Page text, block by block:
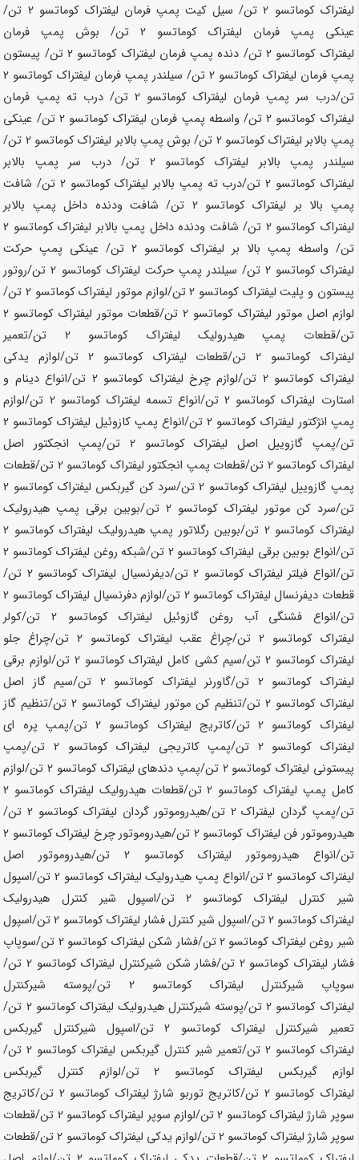
لیفتراک کوماتسو
/ سیل کیت پمپ فرمان لیفتراک کوماتسو 2 تن
/
عینکی پمپ فرمان لیفتراک کوماتسو
/ بوش پمپ فرمان
لیفتراک کوماتسو
/ دنده پمپ فرمان لیفتراک کوماتسو
/ پیستون
پمپ فرمان لیفتراک کوماتسو 2 تن / سیلندر پمپ فرمان لیفتراک کوماتسو 2
تن/درب سر پمپ فرمان لیفتراک کوماتسو 2 تن
/ درب ته پمپ فرمان
لیفتراک کوماتسو
/ واسطه پمپ فرمان لیفتراک کوماتسو 2 تن
/ عینکی
پمپ بالابر لیفتراک کوماتسو 2 تن / بوش پمپ بالابر لیفتراک کوماتسو 2 تن
/
سیلندر پمپ بالابر لیفتراک کوماتسو 2 تن
/ درب سر پمپ بالابر
لیفتراک کوماتسو
/درب ته پمپ بالابر لیفتراک کوماتسو 2 تن
/ شافت
پمپ بالا بر لیفتراک کوماتسو 2 تن
/ شافت ودنده داخل پمپ بالابر
لیفتراک کوماتسو 2 تن / شافت ودنده داخل پمپ بالابر لیفتراک کوماتسو 2
تن/ واسطه پمپ بالا بر لیفتراک کوماتسو 2 تن
/ عینکی پمپ حرکت
لیفتراک کوماتسو 2 تن / سیلندر پمپ حرکت لیفتراک کوماتسو
/روتور
پیستون و پلیت لیفتراک کوماتسو
/لوازم موتور لیفتراک کوماتسو
/
لوازم اصل موتور لیفتراک کوماتسو
/قطعات موتور لیفتراک کوماتسو 2
تن/قطعات پمپ هیدرولیک لیفتراک کوماتسو 2 تن
/تعمیر
لیفتراک کوماتسو
/قطعات لیفتراک کوماتسو
/لوازم یدکی
لیفتراک کوماتسو 2 تن /لوازم چرخ لیفتراک کوماتسو 2 تن
/انواع دینام و
استارت لیفتراک کوماتسو
/انواع تسمه لیفتراک کوماتسو 2 تن
/لوازم
پمپ انژکتور لیفتراک کوماتسو 2 تن /انواع پمپ کازوئیل لیفتراک کوماتسو 2
تن/پمپ گازوییل اصل لیفتراک کوماتسو 2 تن
/پمپ انجکتور اصل
لیفتراک کوماتسو 2 تن /قطعات پمپ انجکتور لیفتراک کوماتسو 2 تن
/قطعات
پمپ گازوییل لیفتراک کوماتسو
/سرد کن گیربکس لیفتراک کوماتسو 2
تن/سرد کن موتور لیفتراک کوماتسو 2 تن
/بوبین برقی پمپ هیدرولیک
لیفتراک کوماتسو 2 تن /بوبین رگلاتور پمپ هیدرولیک لیفتراک کوماتسو 2
تن/انواع بوبین برقی لیفتراک کوماتسو 2 تن /شبکه روغن لیفتراک کوماتسو 2
تن/انواع فیلتر لیفتراک کوماتسو /دیفرنسیال لیفتراک کوماتسو 2 تن
/
قطعات دیفرنسال لیفتراک کوماتسو 2 تن /لوازم دفرنسیال لیفتراک کوماتسو 2
تن/انواع فشنگی آب روغن گازوئیل لیفتراک کوماتسو 2 تن
/کولر
لیفتراک کوماتسو
/چراغ عقب لیفتراک کوماتسو
/چراغ جلو
لیفتراک کوماتسو
/سیم کشی کامل لیفتراک کوماتسو 2 تن
/لوازم برقی
لیفتراک کوماتسو 2 تن /گاورنر لیفتراک کوماتسو 2 تن
/سیم گاز اصل
لیفتراک کوماتسو 2 تن /تنظیم کن موتور لیفتراک کوماتسو
/تنظیم گاز
لیفتراک کوماتسو
/کاتریج لیفتراک کوماتسو
/پمپ پره ای
لیفتراک کوماتسو 2 تن /پمپ کاتریجی لیفتراک کوماتسو 2 تن
/پمپ
پیستونی لیفتراک کوماتسو 2 تن /پمپ دندهای لیفتراک کوماتسو
/لوازم
کامل پمپ لیفتراک کوماتسو
/قطعات هیدرولیک لیفتراک کوماتسو 2
تن/پمپ گردان لیفتراک2 تن /هیدروموتور گردان لیفتراک کوماتسو
/
هیدروموتور فن لیفتراک کوماتسو 2 تن /هیدروموتور چرخ لیفتراک کوماتسو 2
تن/انواع هیدروموتور لیفتراک کوماتسو 2 تن
/هیدروموتور اصل
لیفتراک کوماتسو
/انواع پمپ هیدرولیک لیفتراک کوماتسو
/اسپول
شیر کنترل لیفتراک کوماتسو
/اسپول شیر کنترل هیدرولیک
لیفتراک کوماتسو 2 تن /اسپول شیر کنترل فشار لیفتراک کوماتسو
/اسپول
شیر روغن لیفتراک کوماتسو 2 تن /فشار شکن لیفتراک کوماتسو 2 تن
/سوپاپ
فشار لیفتراک کوماتسو 2 تن /فشار شکن شیرکنترل لیفتراک کوماتسو
/
سوپاپ شیرکنترل لیفتراک کوماتسو 2 تن
/پوسته شیرکنترل
لیفتراک کوماتسو
/پوسته شیرکنترل هیدرولیک لیفتراک کوماتسو 2 تن
/
تعمیر شیرکنترل لیفتراک کوماتسو
/اسپول شیرکنترل گیربکس
لیفتراک کوماتسو 2 تن /تعمیر شیر کنترل گیربکس لیفتراک کوماتسو
/
لوازم گیربکس لیفتراک کوماتسو
/لوازم کنترل گیربکس
لیفتراک کوماتسو 2 تن /کاتریج توربو شارژ لیفتراک کوماتسو 2 تن
/کاتریج
سوپر شارژ لیفتراک کوماتسو
/لوازم سوپر لیفتراک کوماتسو 2 تن
/قطعات
سوپر شارژ لیفتراک کوماتسو 2 تن /لوازم یدکی لیفتراک کوماتسو
/قطعات